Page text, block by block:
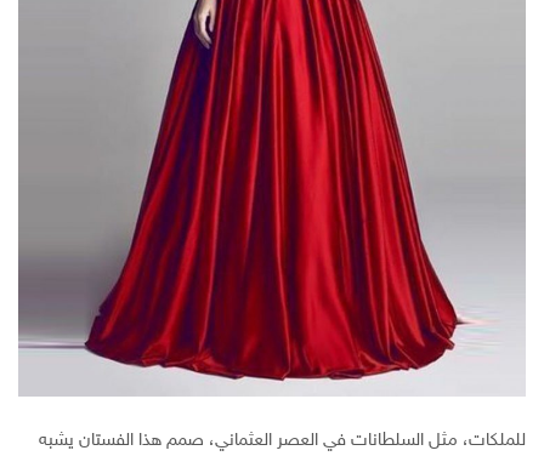
للملكات، مثل السلطانات في العصر العثماني، صمم هذا الفستان يشبه